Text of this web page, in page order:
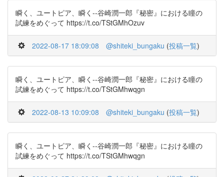
瞬く、ユートピア、瞬く--谷崎潤一郎『秘密』における瞳の
試練をめぐって https://t.co/TStGMhOzuv
2022-08-17 18:09:08 @shiteki_bungaku (投稿一覧)
瞬く、ユートピア、瞬く--谷崎潤一郎『秘密』における瞳の
試練をめぐって https://t.co/TStGMhwqgn
2022-08-13 10:09:08 @shiteki_bungaku (投稿一覧)
瞬く、ユートピア、瞬く--谷崎潤一郎『秘密』における瞳の
試練をめぐって https://t.co/TStGMhwqgn